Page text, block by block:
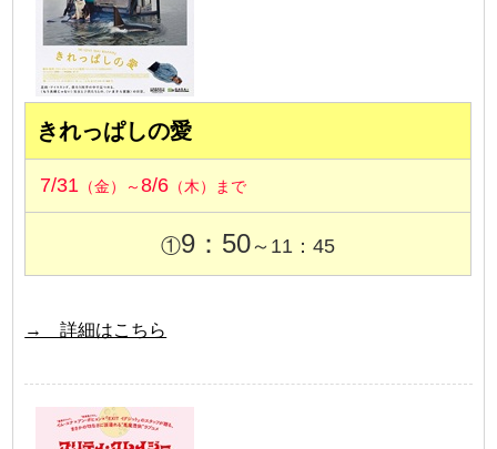
きれっぱしの愛
7/31 （金）～8/6 （木）まで
①9：50～11：45
→ 詳細はこちら